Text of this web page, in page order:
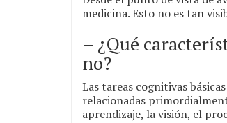
medicina. Esto no es tan
– ¿Qué
no?
Las tareas cognitivas
relacionadas
aprendizaje, la visión, el